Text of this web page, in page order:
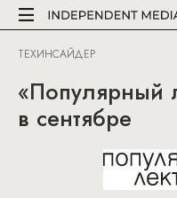
ТЕХИНСАЙДЕР
«Популярный
в сентябре